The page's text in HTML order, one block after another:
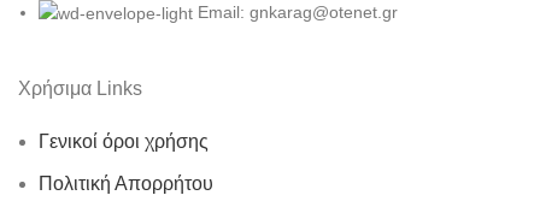
Email: gnkarag@otenet.gr
Χρήσιμα Links
Γενικοί όροι χρήσης
Πολιτική Απορρήτου